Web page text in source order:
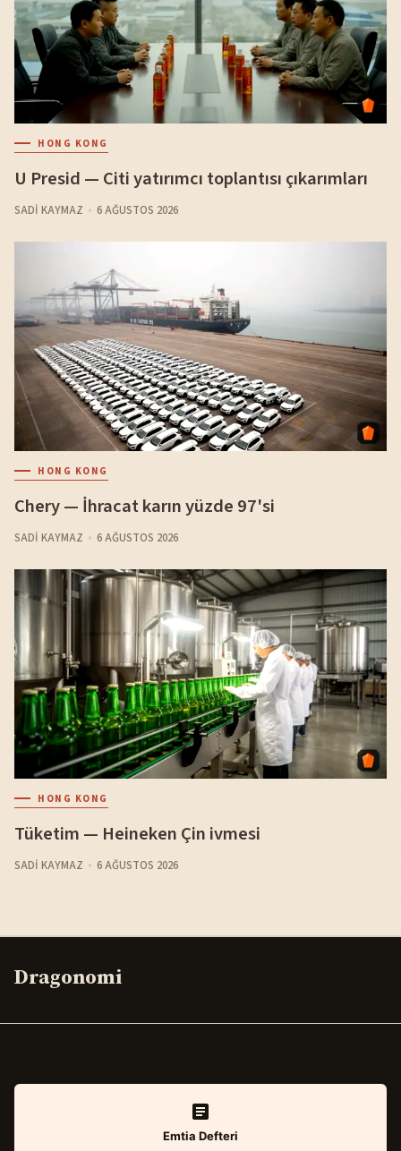
HONG KONG
U Presid — Citi yatırımcı toplantısı çıkarımları
SADI KAYMAZ 6 AĞUSTOS 2026
HONG KONG
Chery — İhracat karın yüzde 97'si
SADI KAYMAZ 6 AĞUSTOS 2026
HONG KONG
Tüketim — Heineken Çin ivmesi
SADI KAYMAZ 6 AĞUSTOS 2026
Dragonomi
Emtia Defteri